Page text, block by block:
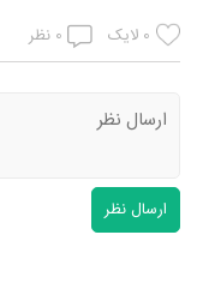
0 لایک 0 نظر
ارسال نظر